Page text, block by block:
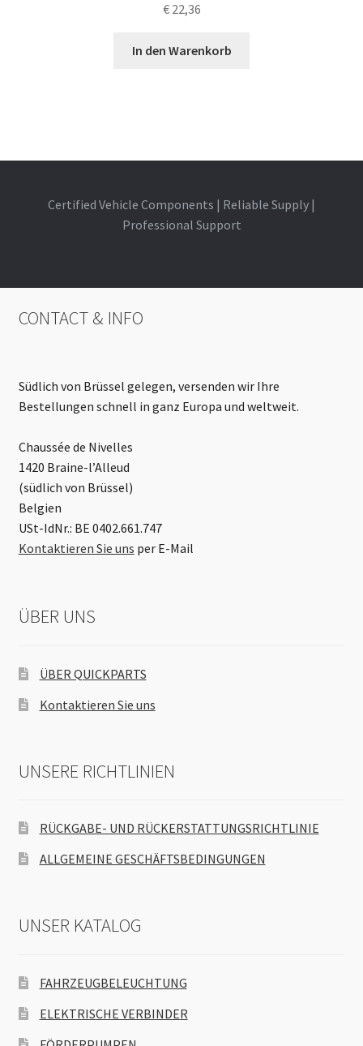
€22,36
In den Warenkorb
Certified Vehicle Components | Reliable Supply |
Professional Support
CONTACT & INFO
Südlich von Brüssel gelegen, versenden wir Ihre
Bestellungen schnell in ganz Europa und weltweit.
Chaussée de Nivelles
1420 Braine-l’Alleud
(südlich von Brüssel)
Belgien
USt-IdNr.: BE 0402.661.747
Kontaktieren Sie uns per E-Mail
ÜBER UNS
ÜBER QUICKPARTS
Kontaktieren Sie uns
UNSERE RICHTLINIEN
RÜCKGABE- UND RÜCKERSTATTUNGSRICHTLINIE
ALLGEMEINE GESCHÄFTSBEDINGUNGEN
UNSER KATALOG
FAHRZEUGBELEUCHTUNG
ELEKTRISCHE VERBINDER